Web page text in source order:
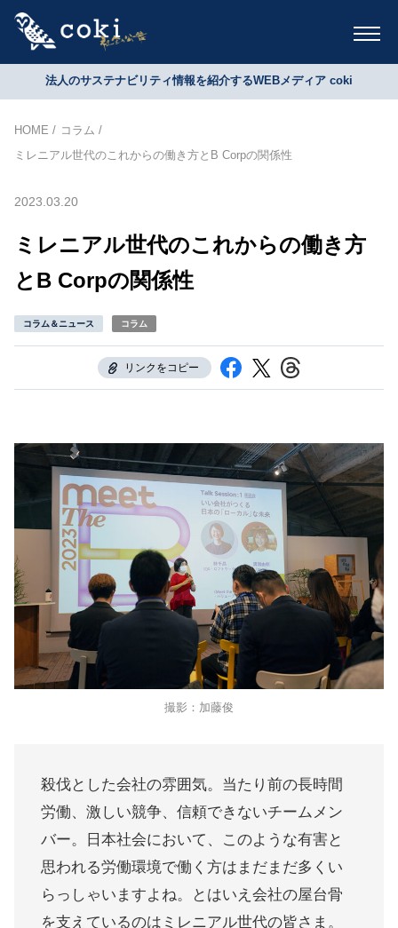
法人のサステナビリティ情報を紹介するWEBメディア coki
HOME
コラム
ミレニアル世代のこれからの働き方とB Corpの関係性
2023.03.20
ミレニアル世代のこれからの働き方
とB Corpの関係性
コラム＆ニュース コラム
リンクをコピー
撮影：加藤俊
殺伐とした会社の雰囲気。当たり前の長時間
労働、激しい競争、信頼できないチームメン
バー。日本社会において、このような有害と
思われる労働環境で働く方はまだまだ多くい
らっしゃいますよね。とはいえ会社の屋台骨
を支えているのはミレニアル世代の皆さま。